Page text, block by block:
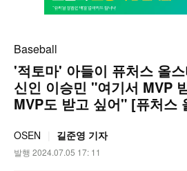
Baseball
'적토마' 아들이 퓨처스 올
신인 이승민 "여기서 MVP
MVP도 받고 싶어" [퓨처스
OSEN 길준영 기자
발행 2024.07.05 17: 11